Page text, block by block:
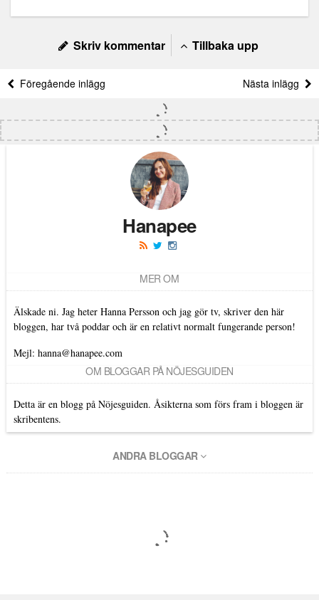
Skriv kommentar Tillbaka upp
Föregående inlägg Nästa inlägg
Hanapee
MER OM
Älskade ni. Jag heter Hanna Persson och jag gör tv, skriver den här
bloggen, har två poddar och är en relativt normalt fungerande person!
Mejl: hanna@hanapee.com
OM BLOGGAR PÅ NÖJESGUIDEN
Detta är en blogg på Nöjesguiden. Åsikterna som förs fram i bloggen är
skribentens.
ANDRA BLOGGAR